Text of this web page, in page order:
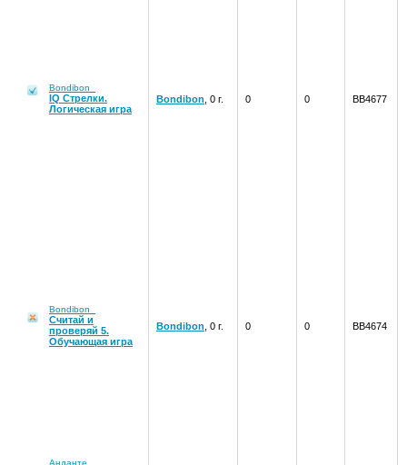
Bondibon
IQ Стрелки.
Логическая игра
Bondibon , 0 г. 0 0 ВВ4677
Bondibon
Считай и
проверяй 5.
Обучающая игра
Bondibon , 0 г. 0 0 ВВ4674
Анданте